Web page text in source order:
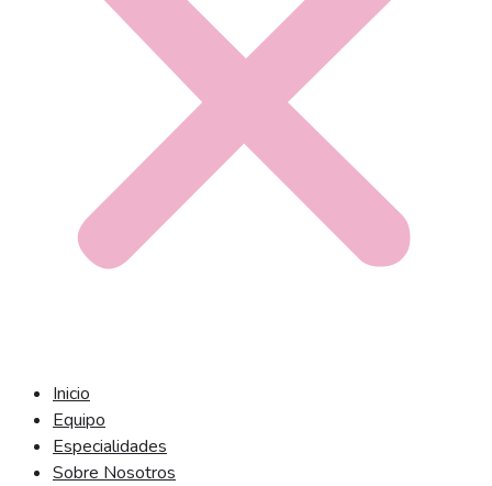
Inicio
Equipo
Especialidades
Sobre Nosotros